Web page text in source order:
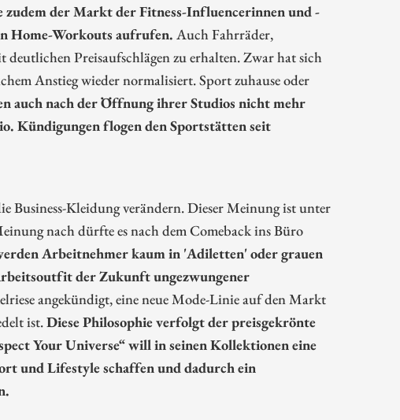
zudem der Markt der Fitness-Influencerinnen und -
Home-Workouts aufrufen. Auch Fahrräder,
Preisaufschlägen zu erhalten. Zwar hat sich
Anstieg wieder normalisiert. Sport zuhause oder
auch nach der Öffnung ihrer Studios nicht mehr
Kündigungen flogen den Sportstätten seit
Kleidung verändern. Dieser Meinung ist unter
nach dürfte es nach dem Comeback ins Büro
Arbeitnehmer kaum in 'Adiletten' oder grauen
der Zukunft ungezwungener
angekündigt, eine neue Mode-Linie auf den Markt
ist.Diese Philosophie verfolgt der preisgekrönte
Your Universe“ will in seinen Kollektionen eine
und Lifestyle schaffen und dadurch ein